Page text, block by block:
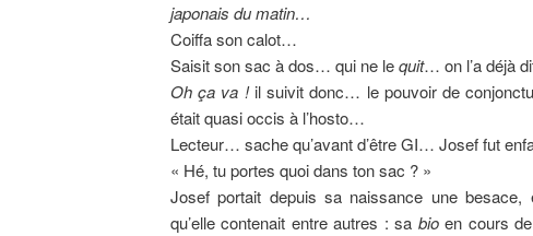
japonais du matin…
Coiffa son calot…
Saisit son sac à dos… qui ne lequit… on l’a déjà
Oh ça va ! il suivit donc… le pouvoir de
était quasi occis à l’hosto…
Lecteur… sache qu’avant d’être GI… Josef fut
« Hé, tu portes quoi dans ton sac ? »
Josef portait depuis sa naissance une
qu’elle contenait entre autres : sa bioen cours